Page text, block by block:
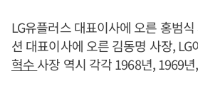
LG유플러스 대표이사에 오른 홍범
션 대표이사에 오른 김동명 사장,
혁수사장 역시 각각 1968년, 1969